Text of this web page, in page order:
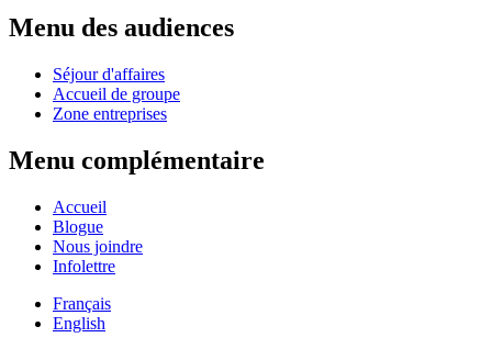
Menu des audiences
Séjour d'affaires
Accueil de groupe
Zone entreprises
Menu complémentaire
Accueil
Blogue
Nous joindre
Infolettre
Français
English